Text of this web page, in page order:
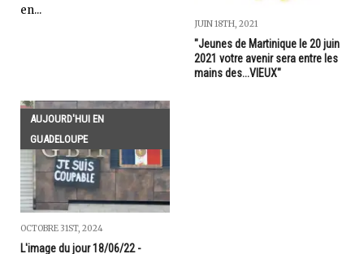
en...
JUIN 18TH, 2021
"Jeunes de Martinique le 20 juin
2021 votre avenir sera entre les
mains des...VIEUX"
AUJOURD'HUI EN
GUADELOUPE
OCTOBRE 31ST, 2024
L'image du jour 18/06/22 -